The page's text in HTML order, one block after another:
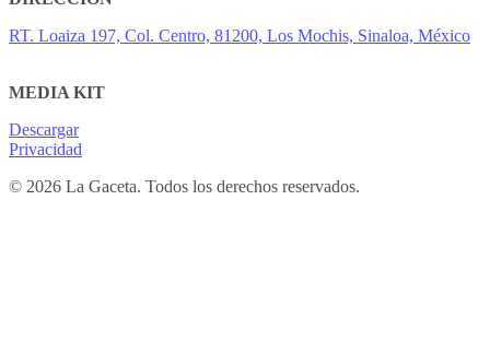
RT. Loaiza 197, Col. Centro, 81200, Los Mochis, Sinaloa, México
MEDIA KIT
Descargar
Privacidad
© 2026 La Gaceta. Todos los derechos reservados.